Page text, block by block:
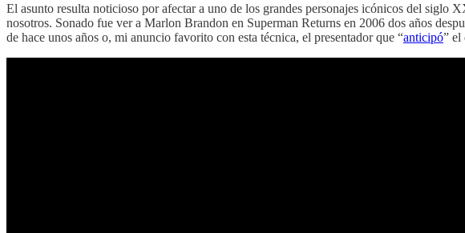
El asunto resulta noticioso por afectar a uno de los grandes personajes icónicos del
nosotros. Sonado fue ver a Marlon Brandon en Superman Returns en 2006 dos años
de hace unos años o, mi anuncio favorito con esta técnica, el presentador que “anticipó” el